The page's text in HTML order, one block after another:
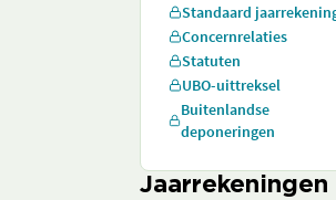
Standaard
Concernrelaties
Statuten
UBO-uittreksel
Buitenlandse
deponeringen
Jaarrekeningen